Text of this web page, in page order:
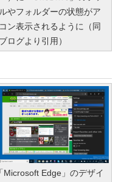
やフォルダーの状態がア
ン表示されるように（同
ログより引用）
「Microsoft Edge」のデザイ